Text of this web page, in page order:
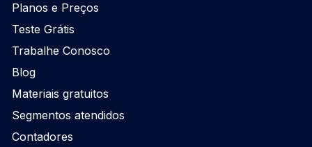
Planos e Preços
Teste Grátis
Trabalhe Conosco
Blog
Materiais gratuitos
Segmentos atendidos
Contadores